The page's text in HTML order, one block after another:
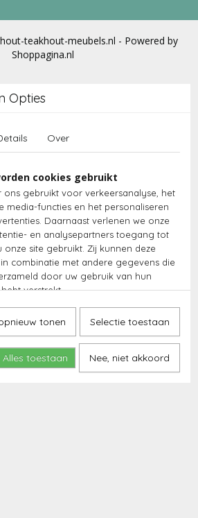
teakhout-meubels.nl - Powered by
Shoppagina.nl
Opties
Over
cookies gebruikt
gebruikt voor verkeersanalyse, het
media-functies en het personaliseren
Daarnaast verlenen we onze
en analysepartners toegang tot
site gebruikt. Zij kunnen deze
combinatie met andere gegevens die
door uw gebruik van hun
verstrekt.
tonen Selectie toestaan
Alles toestaan Nee, niet akkoord